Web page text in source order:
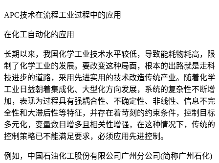
APC技术在流程工业过程中的应用
在化工自动化的应用
长期以来，我国化学工业技术水平较低，导致能耗物耗高，限
制了化学工业的发展。要改变这种局面，根本的出路就是走科
技进步的道路，采用先进实用的技术改造传统产业。随着化学
工业日益朝着集成化、大型化方向发展，系统的复杂性不断增
加，表现为过程具有强耦合性、不确定性、非线性、信息不完
全性和大滞后性等特征，并存在着苛刻的约束条件，控制目标
多元化，变量数目增多且相关性增强，在这种情况下，传统的
控制策略已不能满足要求，必须应用先进控制。
例如，中国石油化工股份有限公司广州分公司(简称广州石化)